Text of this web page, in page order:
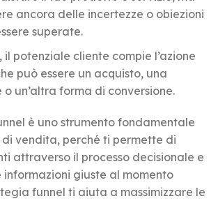
ancora delle incertezze o obiezioni
superate.
potenziale cliente compie l’azione
può essere un acquisto, una
o un’altra forma di conversione.
è uno strumento fondamentale
vendita, perché ti permette di
attraverso il processo decisionale e
informazioni giuste al momento
funnel ti aiuta a massimizzare le